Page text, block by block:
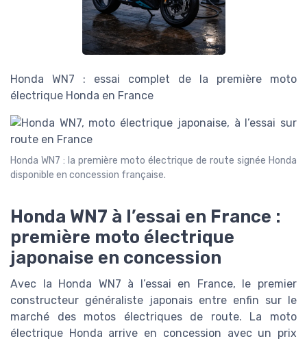
Honda WN7 : essai complet de la première moto
électrique Honda en France
Honda WN7 : la première moto électrique de route signée Honda
disponible en concession française.
Honda WN7 à l’essai en France :
première moto électrique
japonaise en concession
Avec la Honda WN7 à l’essai en France, le premier
constructeur généraliste japonais entre enfin sur le
marché des motos électriques de route. La moto
électrique Honda arrive en concession avec un prix